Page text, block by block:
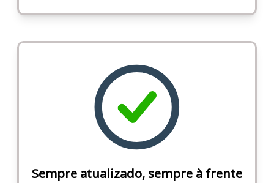
Sempre atualizado, sempre à frente